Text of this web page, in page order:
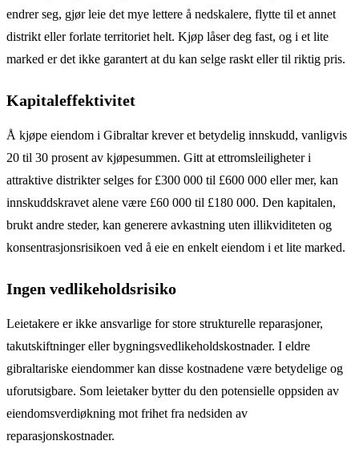
endrer seg, gjør leie det mye lettere å nedskalere, flytte til et annet
distrikt eller forlate territoriet helt. Kjøp låser deg fast, og i et lite
marked er det ikke garantert at du kan selge raskt eller til riktig pris.
Kapitaleffektivitet
Å kjøpe eiendom i Gibraltar krever et betydelig innskudd, vanligvis
20 til 30 prosent av kjøpesummen. Gitt at ettromsleiligheter i
attraktive distrikter selges for £300 000 til £600 000 eller mer, kan
innskuddskravet alene være £60 000 til £180 000. Den kapitalen,
brukt andre steder, kan generere avkastning uten illikviditeten og
konsentrasjonsrisikoen ved å eie en enkelt eiendom i et lite marked.
Ingen vedlikeholdsrisiko
Leietakere er ikke ansvarlige for store strukturelle reparasjoner,
takutskiftninger eller bygningsvedlikeholdskostnader. I eldre
gibraltariske eiendommer kan disse kostnadene være betydelige og
uforutsigbare. Som leietaker bytter du den potensielle oppsiden av
eiendomsverdiøkning mot frihet fra nedsiden av
reparasjonskostnader.